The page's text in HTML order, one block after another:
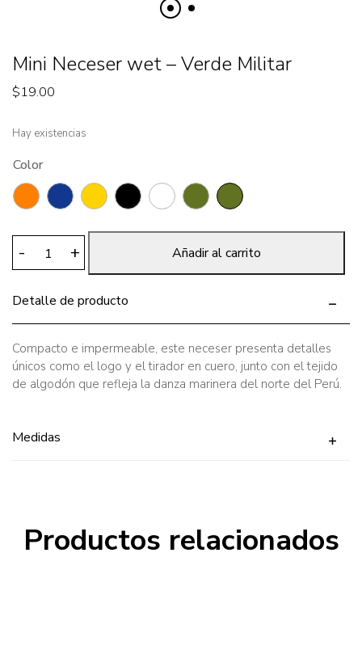
Mini Neceser wet – Verde Militar
$19.00
Hay existencias
Color
Neceser
-
Verde
Militar
cantidad
+
- Añadir al carrito
Detalle de producto
Compacto e impermeable, este neceser presenta detalles
únicos como el logo y el tirador en cuero, junto con el tejido
de algodón que refleja la danza marinera del norte del Perú.
Medidas
Productos relacionados